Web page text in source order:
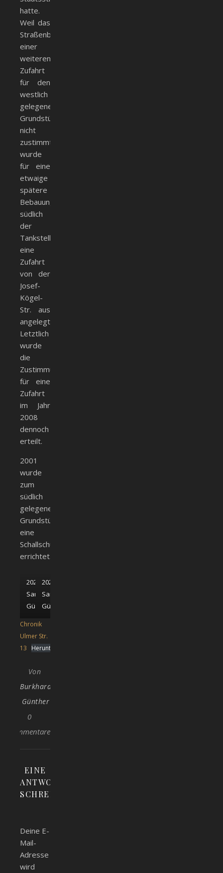
hatte.
Weil das
Straßenbauamt
einer
weiteren
Zufahrt
für den
westlich
gelegenen
Grundstücksteil
nicht
zustimmte,
wurde
für eine
etwaige
spätere
Bebauung
südlich
der
Tankstelle
eine
Zufahrt
von der
Josef-
Kögel-
Str. aus
angelegt.
Letztlich
wurde
die
Zustimmung
für eine
Zufahrt
im Jahr
2008
dennoch
erteilt.
2001
wurde
zum
südlich
gelegenen
Grundstück
eine
Schallschutzwand
errichtet.
2020;
Sammlung
Günther
2020;
Sammlung
Günther
Chronik
Ulmer Str.
13
Herunterladen
Von
Burkhard
Günther
0
Kommentare
EINE
ANTWORT
SCHREIBEN
Deine E-
Mail-
Adresse
wird